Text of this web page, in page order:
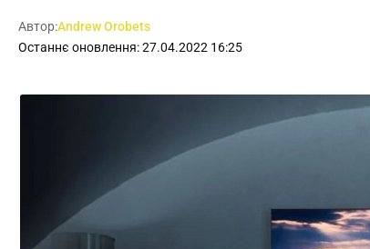
Останнє оновлення: 27.04.2022 16:25
Автор:Andrew Orobets